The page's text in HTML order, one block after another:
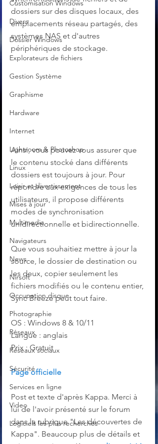
Customisation Windows
Divers
Dossier Windows
Explorateurs de fichiers
Gestion Système
Graphisme
Hardware
Internet
Lightroom & Photoshop
Linux
Loisir et divertissement
Mises à jour
Multimedia
Navigateurs
News
Nirsoft
Occupation disque
Photographie
Réseaux
Réseaux sociaux
Sécurité
Services en ligne
Video
Logiciels les plus recherchés
dossiers sur des disques locaux, des
emplacements réseau partagés, des
systèmes NAS et d'autres
périphériques de stockage.
Ainsi, vous pouvez vous assurer que
le contenu stocké dans différents
dossiers est toujours à jour. Pour
répondre aux exigences de tous les
utilisateurs, il propose différents
modes de synchronisation
unidirectionnelle et bidirectionnelle.
Que vous souhaitiez mettre à jour la
source, le dossier de destination ou
les deux, copier seulement les
fichiers modifiés ou le contenu entier,
Sync Breeze peut tout faire.
OS : Windows 8 & 10/11
Langue : anglais
Prix : Gratuit
Page officielle
Post et texte d'après Kappa. Merci à
lui de l'avoir présenté sur le forum
dans la rubrique "Les découvertes de
Kappa". Beaucoup plus de détails et